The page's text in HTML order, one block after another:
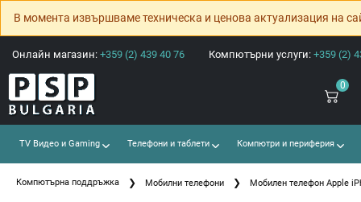
В момента извършваме техническа и ценова актуализация на
Онлайн магазин: +359 (2) 439 40 76 Компютърни услуги: +359 (2)
0
TV Видео и Gaming Телефони и таблети Компютри и периферия
Компютърна поддръжка Мобилни телефони Мобилен телефон Apple